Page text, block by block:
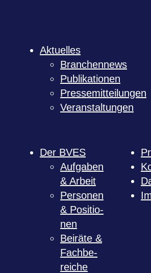
Aktu­el­les
Bran­chen­news
Publi­ka­tio­nen
Pres­se­mit­tei­lun­gen
Ver­an­stal­tun­gen
Der BVES
Auf­ga­ben
& Arbeit
Per­so­nen
& Posi­tio­
nen
Bei­räte &
Fach­be­
rei­che